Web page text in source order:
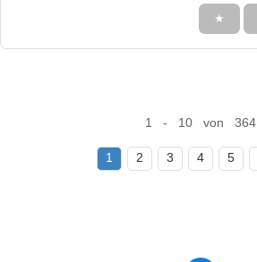
★
1 - 10 von 364
1 2 3 4 5